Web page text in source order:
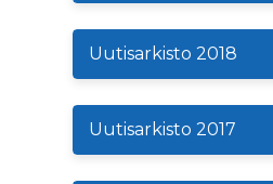
Uutisarkisto 2018
Uutisarkisto 2017